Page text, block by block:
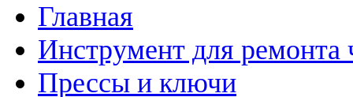
Главная
Инструмент для ремонта
Прессы и ключи